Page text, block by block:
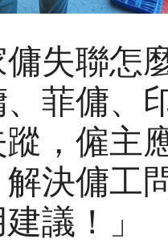
傭失聯怎
菲傭、
，僱主
決傭工
議！」